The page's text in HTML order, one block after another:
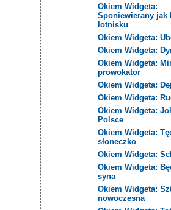
Okiem Widgeta:
Sponiewierany jak
lotnisku
Okiem Widgeta:
Okiem Widgeta:
Okiem Widgeta:
prowokator
Okiem Widgeta:
Okiem Widgeta:
Okiem Widgeta:
Polsce
Okiem Widgeta:
słoneczko
Okiem Widgeta:
Okiem Widgeta:
syna
Okiem Widgeta:
nowoczesna